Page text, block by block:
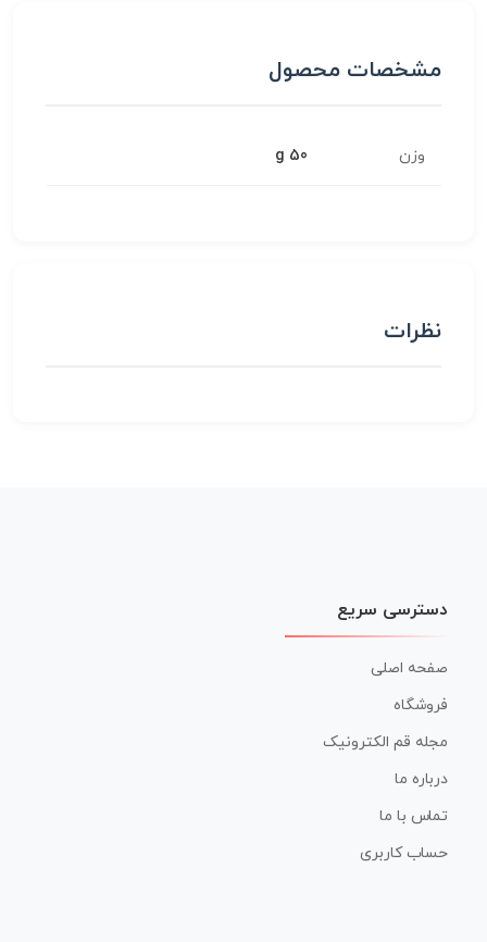
مشخصات محصول
وزن 50 g
نظرات
دسترسی سریع
صفحه اصلی
فروشگاه
مجله قم الکترونیک
درباره ما
تماس با ما
حساب کاربری